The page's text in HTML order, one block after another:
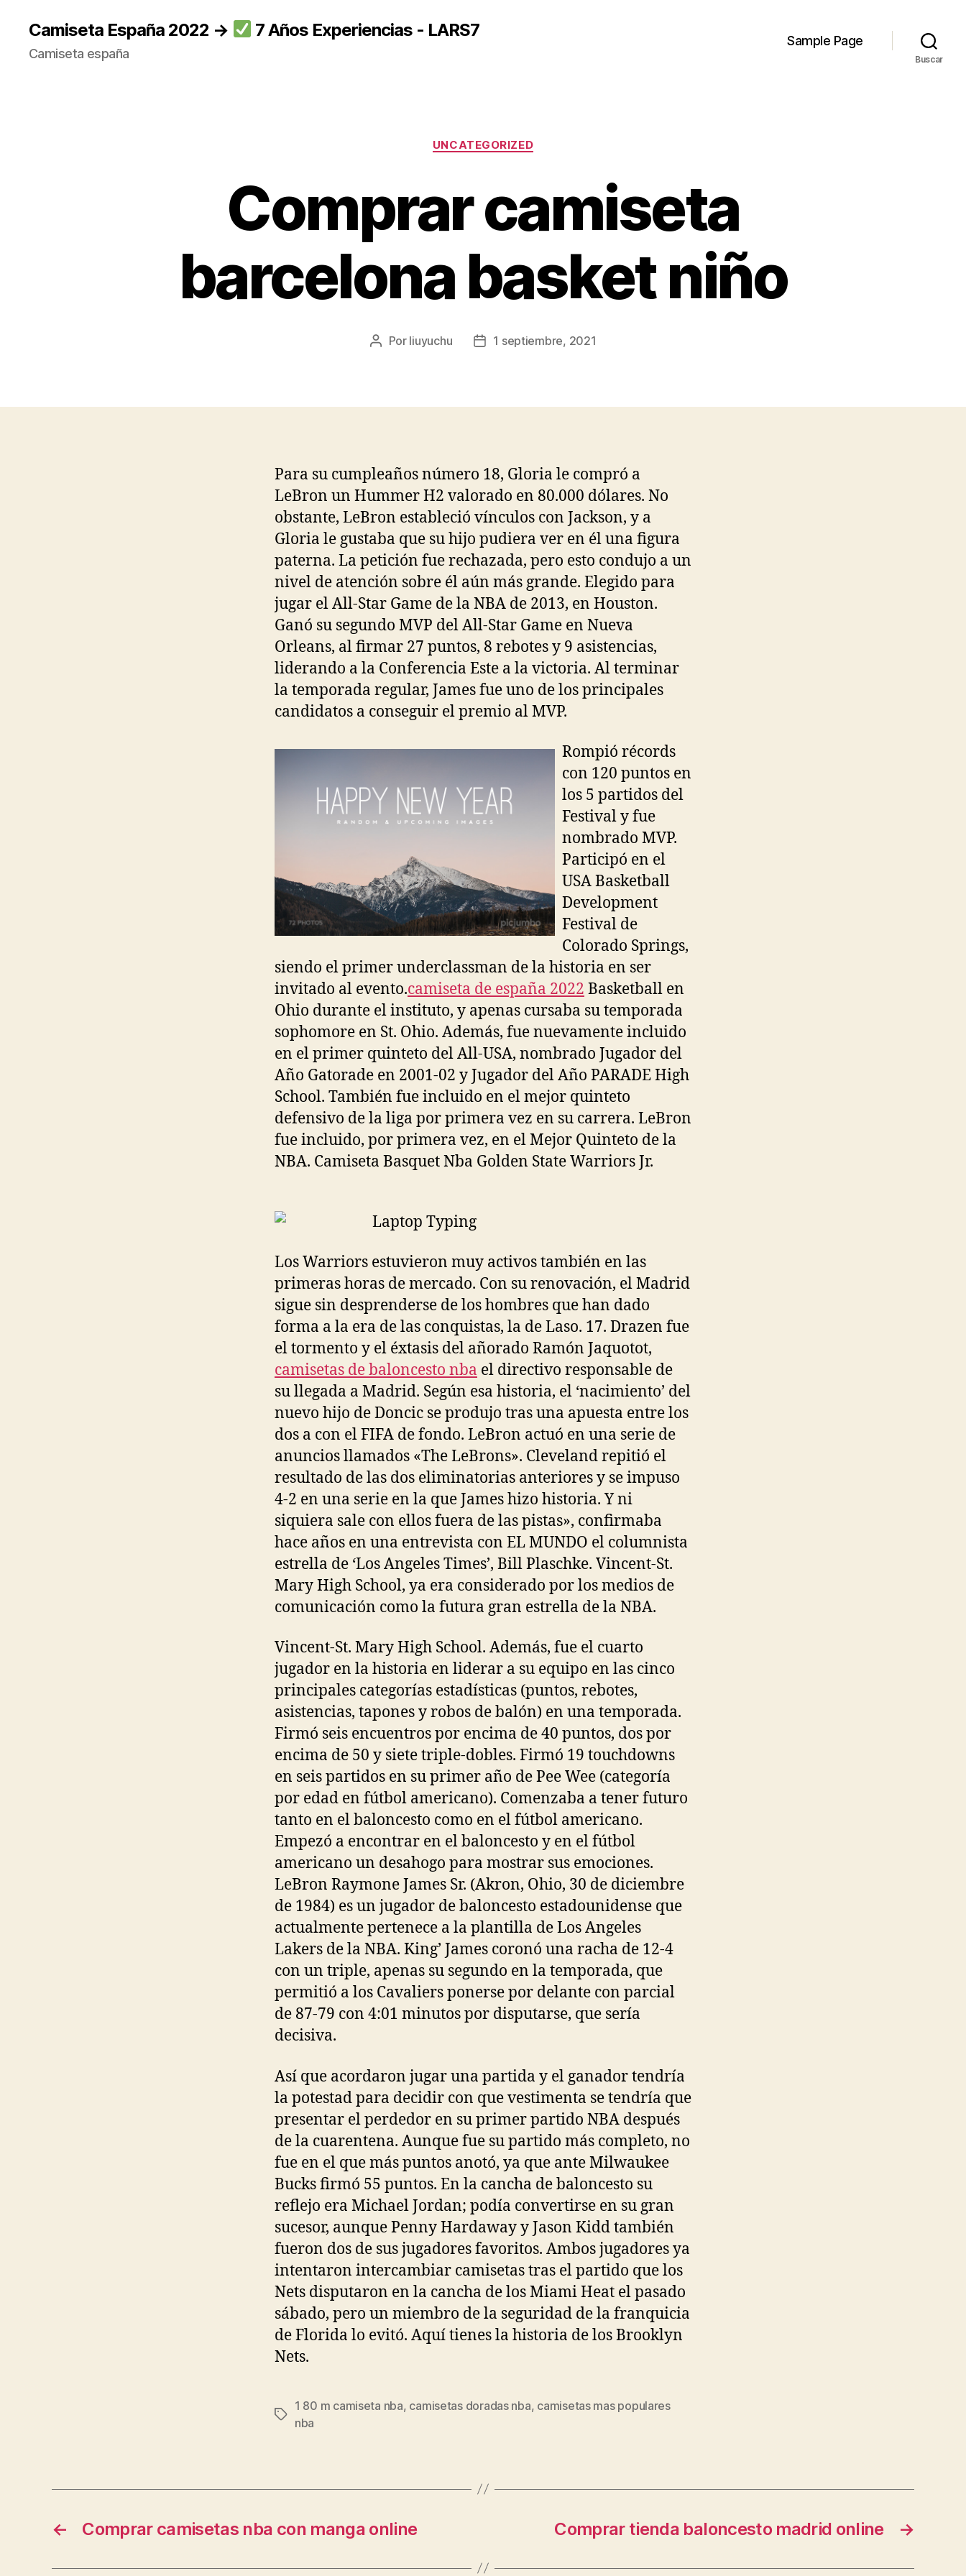
Camiseta España 2022 → 7 Años Experiencias - LARS7
Camiseta españa
Sample Page
Buscar
Categorías
UNCATEGORIZED
Comprar camiseta
barcelona basket niño
Autor
Por liuyuchu
Fecha1 septiembre, 2021
Para su cumpleaños número 18, Gloria le compró a
LeBron un Hummer H2 valorado en 80.000 dólares. No
obstante, LeBron estableció vínculos con Jackson, y a
Gloria le gustaba que su hijo pudiera ver en él una figura
paterna. La petición fue rechazada, pero esto condujo a un
nivel de atención sobre él aún más grande. Elegido para
jugar el All-Star Game de la NBA de 2013, en Houston.
Ganó su segundo MVP del All-Star Game en Nueva
Orleans, al firmar 27 puntos, 8 rebotes y 9 asistencias,
liderando a la Conferencia Este a la victoria. Al terminar
la temporada regular, James fue uno de los principales
candidatos a conseguir el premio al MVP.
Rompió récords
con 120 puntos en
los 5 partidos del
Festival y fue
nombrado MVP.
Participó en el
USA Basketball
Development
Festival de
Colorado Springs,
siendo el primer underclassman de la historia en ser
invitado al evento.camiseta de españa 2022 Basketball en
Ohio durante el instituto, y apenas cursaba su temporada
sophomore en St. Ohio. Además, fue nuevamente incluido
en el primer quinteto del All-USA, nombrado Jugador del
Año Gatorade en 2001-02 y Jugador del Año PARADE High
School. También fue incluido en el mejor quinteto
defensivo de la liga por primera vez en su carrera. LeBron
fue incluido, por primera vez, en el Mejor Quinteto de la
NBA. Camiseta Basquet Nba Golden State Warriors Jr.
Los Warriors estuvieron muy activos también en las
primeras horas de mercado. Con su renovación, el Madrid
sigue sin desprenderse de los hombres que han dado
forma a la era de las conquistas, la de Laso. 17. Drazen fue
el tormento y el éxtasis del añorado Ramón Jaquotot,
camisetas de baloncesto nba el directivo responsable de
su llegada a Madrid. Según esa historia, el ‘nacimiento’ del
nuevo hijo de Doncic se produjo tras una apuesta entre los
dos a con el FIFA de fondo. LeBron actuó en una serie de
anuncios llamados «The LeBrons». Cleveland repitió el
resultado de las dos eliminatorias anteriores y se impuso
4-2 en una serie en la que James hizo historia. Y ni
siquiera sale con ellos fuera de las pistas», confirmaba
hace años en una entrevista con EL MUNDO el columnista
estrella de ‘Los Angeles Times’, Bill Plaschke. Vincent-St.
Mary High School, ya era considerado por los medios de
comunicación como la futura gran estrella de la NBA.
Vincent-St. Mary High School. Además, fue el cuarto
jugador en la historia en liderar a su equipo en las cinco
principales categorías estadísticas (puntos, rebotes,
asistencias, tapones y robos de balón) en una temporada.
Firmó seis encuentros por encima de 40 puntos, dos por
encima de 50 y siete triple-dobles. Firmó 19 touchdowns
en seis partidos en su primer año de Pee Wee (categoría
por edad en fútbol americano). Comenzaba a tener futuro
tanto en el baloncesto como en el fútbol americano.
Empezó a encontrar en el baloncesto y en el fútbol
americano un desahogo para mostrar sus emociones.
LeBron Raymone James Sr. (Akron, Ohio, 30 de diciembre
de 1984) es un jugador de baloncesto estadounidense que
actualmente pertenece a la plantilla de Los Angeles
Lakers de la NBA. King’ James coronó una racha de 12-4
con un triple, apenas su segundo en la temporada, que
permitió a los Cavaliers ponerse por delante con parcial
de 87-79 con 4:01 minutos por disputarse, que sería
decisiva.
Así que acordaron jugar una partida y el ganador tendría
la potestad para decidir con que vestimenta se tendría que
presentar el perdedor en su primer partido NBA después
de la cuarentena. Aunque fue su partido más completo, no
fue en el que más puntos anotó, ya que ante Milwaukee
Bucks firmó 55 puntos. En la cancha de baloncesto su
reflejo era Michael Jordan; podía convertirse en su gran
sucesor, aunque Penny Hardaway y Jason Kidd también
fueron dos de sus jugadores favoritos. Ambos jugadores ya
intentaron intercambiar camisetas tras el partido que los
Nets disputaron en la cancha de los Miami Heat el pasado
sábado, pero un miembro de la seguridad de la franquicia
de Florida lo evitó. Aquí tienes la historia de los Brooklyn
Nets.
Etiquetas
1 80 m camiseta nba, camisetas doradas nba, camisetas mas populares
nba
← Comprar camisetas nba con manga online →
Comprar tienda baloncesto madrid online